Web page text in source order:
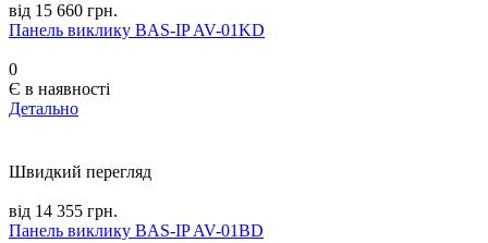
від 15 660 грн.
Панель виклику BAS-IP AV-01KD
0
Є в наявності
Детально
Швидкий перегляд
від 14 355 грн.
Панель виклику BAS-IP AV-01BD